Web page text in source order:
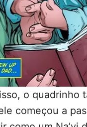
o quadrinho
começou a